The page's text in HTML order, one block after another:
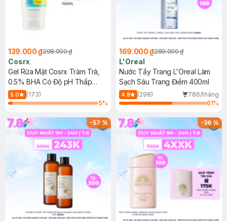
139.000 ₫298.000 ₫
Cosrx
Gel Rửa Mặt Cosrx Tràm Trà,
0.5% BHA Có Độ pH Thấp
150ml
5.0
(173)
5%
169.000 ₫289.000 ₫
L'Oreal
Nước Tẩy Trang L'Oreal Làm
Sạch Sâu Trang Điểm 400ml
4.8 (298)
786/tháng
61%
-57% -36%